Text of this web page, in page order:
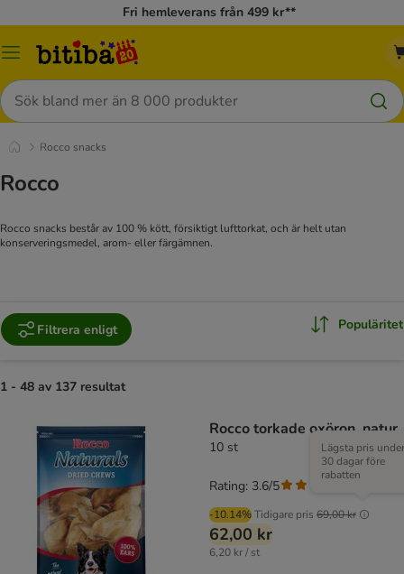
Fri hemleverans från 499 kr**
Meny
Sök
Rocco snacks
Rocco
Rocco snacks består av 100 % kött, försiktigt lufttorkat, och är helt utan
konserveringsmedel, arom- eller färgämnen.
Filtrera enligt Populäritet
1 - 48 av 137 resultat
Rocco torkade oxöron, natur
10 st
-10.14%Tidigare pris 69,00 kr
Lägsta pris under
30 dagar före
rabatten
62,00 kr
6,20 kr / st
Rating: 3.6/5